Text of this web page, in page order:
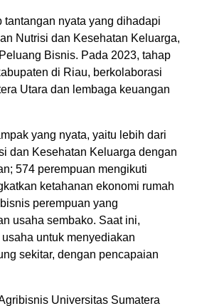
nyata yang dihadapi
Nutrisi dan Kesehatan Keluarga,
Bisnis. Pada 2023, tahap
di Riau, berkolaborasi
Utara dan lembaga keuangan
yang nyata, yaitu lebih dari
dan Kesehatan Keluarga dengan
574 perempuan mengikuti
ketahanan ekonomi rumah
perempuan yang
usaha sembako. Saat ini,
untuk menyediakan
sekitar, dengan pencapaian
Universitas Sumatera